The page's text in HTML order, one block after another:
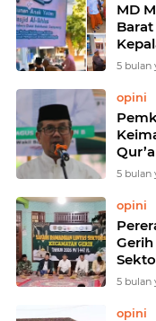
MD
Bulan
5 bulan
opini
5 bulan
opini
5 bulan
opini